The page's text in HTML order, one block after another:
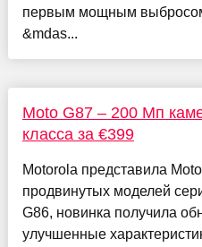
первым мощным
&mdas...
Moto G87 – 200 Мп
класса за €399
Motorola представила
продвинутых моделей
G86, новинка получила
улучшенные